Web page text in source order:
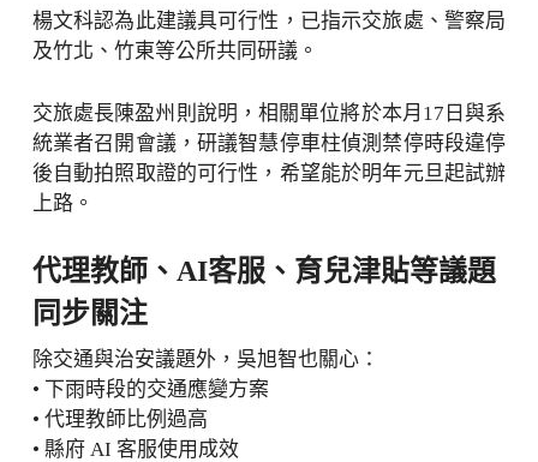
楊文科認為此建議具可行性，已指示交旅處、警察局
及竹北、竹東等公所共同研議。
交旅處長陳盈州則說明，相關單位將於本月17日與系
統業者召開會議，研議智慧停車柱偵測禁停時段違停
後自動拍照取證的可行性，希望能於明年元旦起試辦
上路。
代理教師、AI客服、育兒津貼等議題
同步關注
除交通與治安議題外，吳旭智也關心：
• 下雨時段的交通應變方案
• 代理教師比例過高
• 縣府 AI 客服使用成效